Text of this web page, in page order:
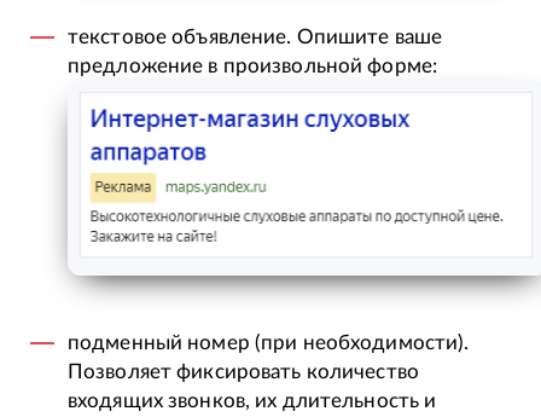
текстовое объявление. Опишите ваше
предложение в произвольной форме:
подменный номер (при необходимости).
Позволяет фиксировать количество
входящих звонков, их длительность и